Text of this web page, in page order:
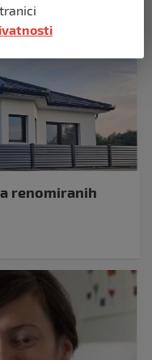
renomiranih